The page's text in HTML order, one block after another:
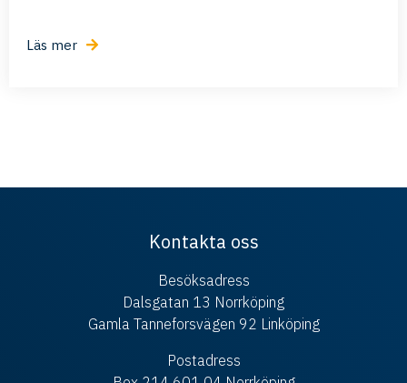
Läs mer
Kontakta oss
Besöksadress
Dalsgatan 13 Norrköping
Gamla Tanneforsvägen 92 Linköping
Postadress